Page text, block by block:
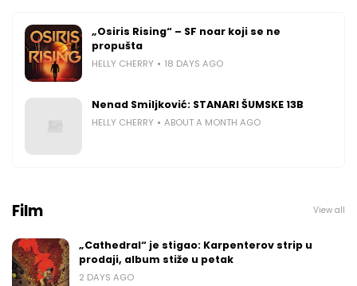
„Osiris Rising“ – SF noar koji se ne
propušta
HELLY CHERRY 18 DAYS AGO
Nenad Smiljković: STANARI ŠUMSKE 13B
HELLY CHERRY ABOUT A MONTH AGO
Film View all
„Cathedral“ je stigao: Karpenterov strip u
prodaji, album stiže u petak
2 DAYS AGO